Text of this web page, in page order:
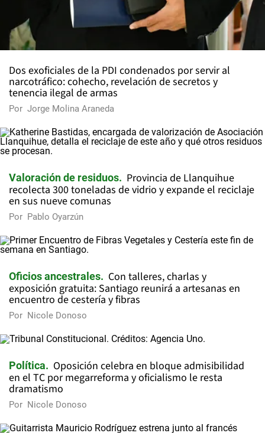
Dos exoficiales de la PDI condenados por servir al
narcotráfico: cohecho, revelación de secretos y
tenencia ilegal de armas
Por Jorge Molina Araneda
Valoración de residuos
Provincia de Llanquihue
recolecta 300 toneladas de vidrio y expande el reciclaje
en sus nueve comunas
Por Pablo Oyarzún
Oficios ancestrales
Con talleres, charlas y
exposición gratuita: Santiago reunirá a artesanas en
encuentro de cestería y fibras
Por Nicole Donoso
Política
Oposición celebra en bloque admisibilidad
en el TC por megarreforma y oficialismo le resta
dramatismo
Por Nicole Donoso